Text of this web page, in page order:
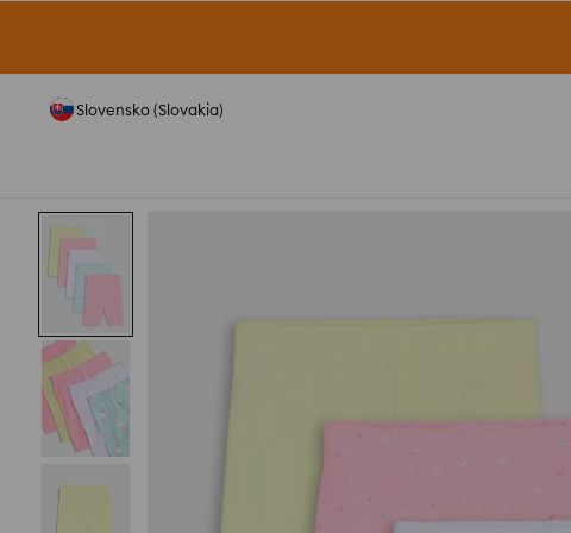
Slovensko (Slovakia)